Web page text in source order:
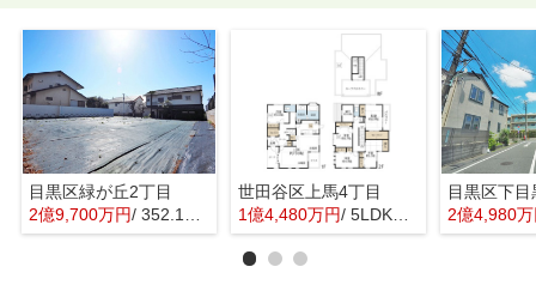
目黒区緑が丘2丁目
2億9,700万円/ 352.16㎡
世田谷区上馬4丁目
1億4,480万円/ 5LDK＋1S(納戸)
目黒区下
2億4,980